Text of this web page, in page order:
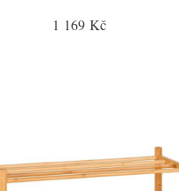
1 169 Kč